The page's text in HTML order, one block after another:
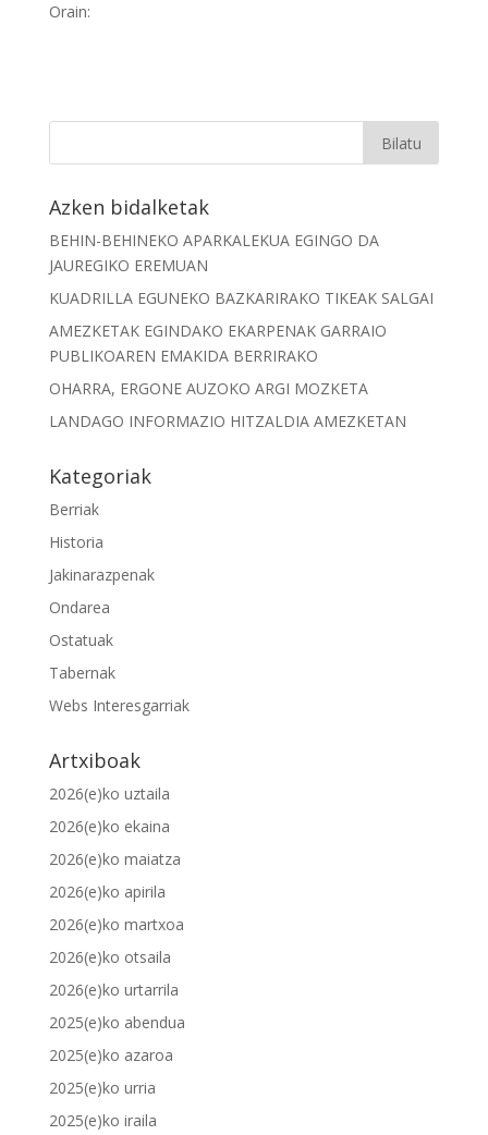
Orain:
Azken bidalketak
BEHIN-BEHINEKO APARKALEKUA EGINGO DA
JAUREGIKO EREMUAN
KUADRILLA EGUNEKO BAZKARIRAKO TIKEAK SALGAI
AMEZKETAK EGINDAKO EKARPENAK GARRAIO
PUBLIKOAREN EMAKIDA BERRIRAKO
OHARRA, ERGONE AUZOKO ARGI MOZKETA
LANDAGO INFORMAZIO HITZALDIA AMEZKETAN
Kategoriak
Berriak
Historia
Jakinarazpenak
Ondarea
Ostatuak
Tabernak
Webs Interesgarriak
Artxiboak
2026(e)ko uztaila
2026(e)ko ekaina
2026(e)ko maiatza
2026(e)ko apirila
2026(e)ko martxoa
2026(e)ko otsaila
2026(e)ko urtarrila
2025(e)ko abendua
2025(e)ko azaroa
2025(e)ko urria
2025(e)ko iraila